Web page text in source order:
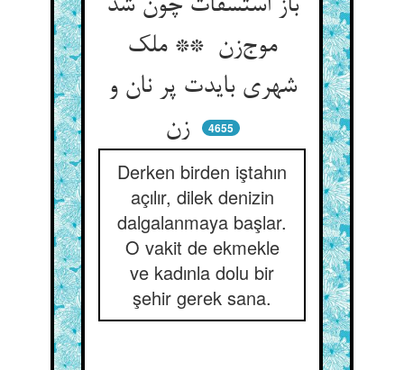
باز استسقات چون شد
موج‌زن ** ملک
شهری بایدت پر نان و
زن
4655
Derken birden iştahın
açılır, dilek denizin
dalgalanmaya başlar.
O vakit de ekmekle
ve kadınla dolu bir
şehir gerek sana.